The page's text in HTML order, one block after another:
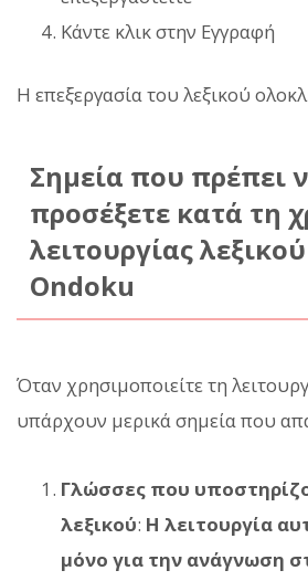
Κάντε κλικ στην Εγγραφή
Η επεξεργασία του λεξικού
Σημεία που πρέπει
προσέξετε κατά τη
λειτουργίας
Ondoku
Όταν χρησιμοποιείτε τη
υπάρχουν μερικά σημεία που
Γλώσσες που
λεξικού: Η λειτουργία
μόνο για την ανάγνωση